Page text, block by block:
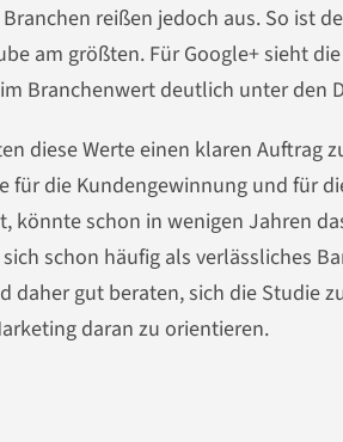
Branchen reißen jedoch aus. So ist
am größten. Für Google+ sieht
Branchenwert deutlich unter den
diese Werte einen klaren Auftrag
für die Kundengewinnung und für
könnte schon in wenigen Jahren
schon häufig als verlässliches
daher gut beraten, sich die Studie
daran zu orientieren.